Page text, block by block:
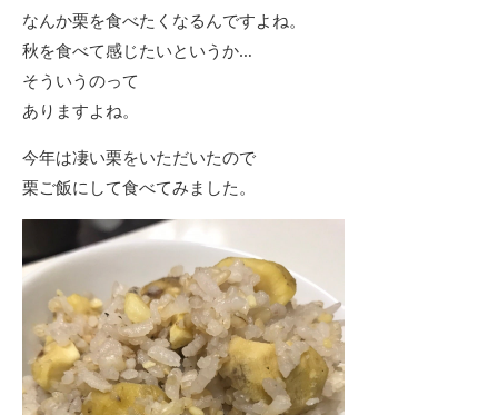
なんか栗を食べたくなるんですよね。
秋を食べて感じたいというか…
そういうのって
ありますよね。
今年は凄い栗をいただいたので
栗ご飯にして食べてみました。